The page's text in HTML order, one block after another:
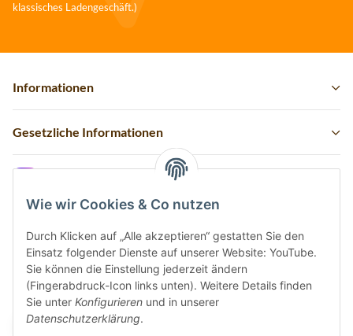
Wie wir Cookies & Co nutzen
Durch Klicken auf „Alle akzeptieren“ gestatten Sie den
Einsatz folgender Dienste auf unserer Website: YouTube.
Sie können die Einstellung jederzeit ändern
(Fingerabdruck-Icon links unten). Weitere Details finden
Sie unter Konfigurieren und in unserer
Datenschutzerklärung.
klassisches Ladengeschäft.)
Informationen
Gesetzliche Informationen
Vertrag widerrufen
Sicher bezahlen via: